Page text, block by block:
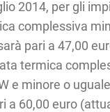
2014, per gli
complessiva
pari a 47,00
termica
e minore o
a 60,00 euro